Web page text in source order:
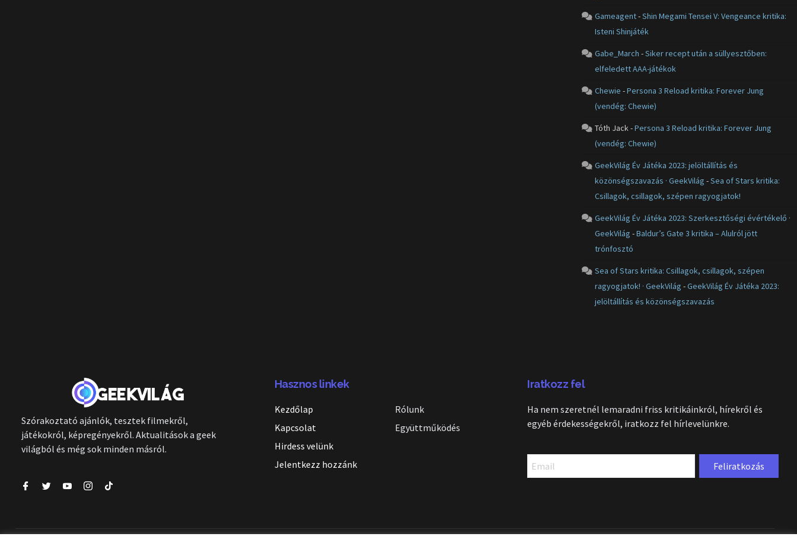
Gameagent-Shin Megami Tensei V: Vengeance kritika:
Isteni Shinjáték
Gabe_March -Siker recept után a süllyesztőben:
elfeledett AAA-játékok
Chewie -Persona 3 Reload kritika: Forever Jung
(vendég: Chewie)
Tóth Jack-Persona 3 Reload kritika: Forever Jung
(vendég: Chewie)
GeekVilág Év Játéka 2023: jelöltállítás és
közönségszavazás · GeekVilág -Sea of Stars kritika:
Csillagok, csillagok, szépen ragyogjatok!
GeekVilág Év Játéka 2023: Szerkesztőségi évértékelő ·
GeekVilág -Baldur’s Gate 3 kritika – Alulról jött
trónfosztó
Sea of Stars kritika: Csillagok, csillagok, szépen
ragyogjatok! · GeekVilág -GeekVilág Év Játéka 2023:
jelöltállítás és közönségszavazás
Szórakoztató ajánlók, tesztek filmekről,
játékokról, képregényekről. Aktualitások a geek
világból és még sok minden másról.
Hasznos linkek
Kezdőlap
Kapcsolat
Hirdess velünk
Jelentkezz hozzánk
Rólunk
Együttműködés
Iratkozz fel
Ha nem szeretnél lemaradni friss kritikáinkról, hírekről és
egyéb érdekességekről, iratkozz fel hírlevelünkre.
Feliratkozás